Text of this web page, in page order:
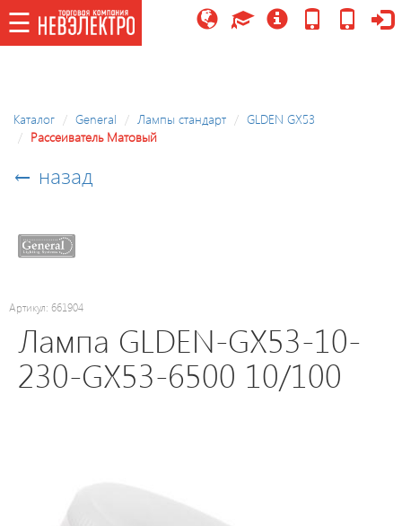
☰☰
Потолочные
управляемые,
освещение
Точечные
светильники
Каталог General Лампы стандарт
GLDEN GX53
Рассеиватель Матовый
← назад
Артикул: 661904
Лампа GLDEN-GX53-10-
230-GX53-6500 10/100